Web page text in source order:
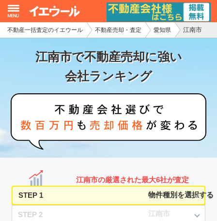
不動産一括査定のイエウール 不動産売却・査定 愛知県 江南市
江南市で不動産売却に強い
会社ランキング
江南市の厳選された最大6社が査定
STEP 1
STEP 2
イエウール加盟希望の不動産会社様
初めての方へ
不動産の売却・一括査定
家査定シミュレーター
お問い合わせ